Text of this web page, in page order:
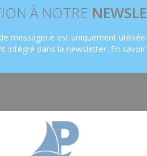
À NOTRE
messagerie est uniquement
intégré dans la newsletter. En